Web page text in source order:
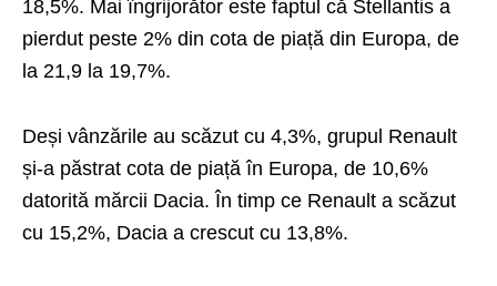
18,5%. Mai îngrijorător este faptul că Stellantis a
pierdut peste 2% din cota de piață din Europa, de
la 21,9 la 19,7%.
Deși vânzările au scăzut cu 4,3%, grupul Renault
și-a păstrat cota de piață în Europa, de 10,6%
datorită mărcii Dacia. În timp ce Renault a scăzut
cu 15,2%, Dacia a crescut cu 13,8%.